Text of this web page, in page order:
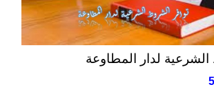
لدار المطاوعة